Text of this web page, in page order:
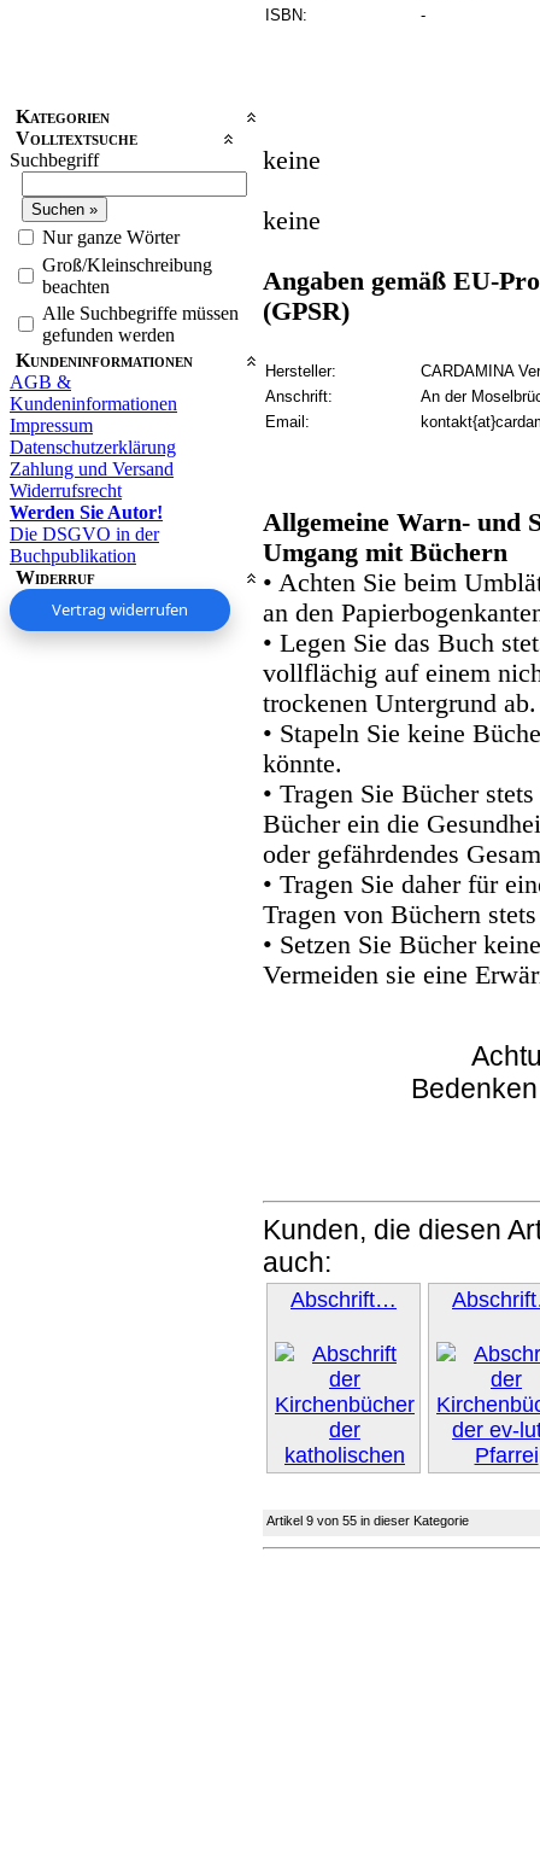
Kategorien
Volltextsuche
Suchbegriff
Nur ganze Wörter
Groß/Kleinschreibung
beachten
Alle Suchbegriffe müssen
gefunden werden
Kundeninformationen
AGB &
Kundeninformationen
Impressum
Datenschutzerklärung
Zahlung und Versand
Widerrufsrecht
Werden Sie Autor!
Die DSGVO in der
Buchpublikation
Widerruf
Vertrag widerrufen
ISBN:
-
keine
keine
Angaben gemäß EU-
(GPSR)
Hersteller:
CARDAMINA
Anschrift:
An der
Email:
Allgemeine Warn- und
Umgang mit Büchern
• Achten Sie beim
an den
• Legen Sie das Buch
vollflächig auf einem
trockenen Untergrund ab.
• Stapeln Sie keine
könnte.
• Tragen Sie Bücher
Bücher ein die
oder gefährdendes
• Tragen Sie daher für
Tragen von Büchern
• Setzen Sie Bücher
Vermeiden sie eine
Kunden, die diesen
auch:
Abschrift…
Artikel 9 von 55 in dieser Kategorie